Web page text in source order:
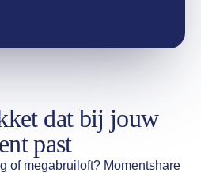
dat bij jouw
past
of megabruiloft? Momentshare